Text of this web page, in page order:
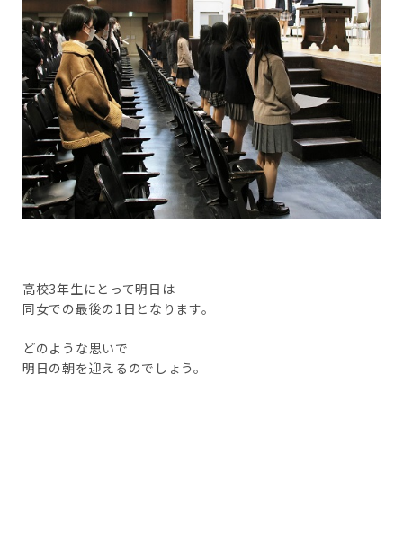
高校3年生にとって明日は
同女での最後の1日となります。
どのような思いで
明日の朝を迎えるのでしょう。